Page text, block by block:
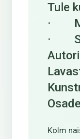
Tule
·
·
Kolm